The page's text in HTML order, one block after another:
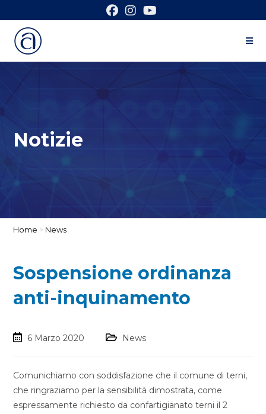
Notizie
Home > News
Sospensione ordinanza
anti-inquinamento
6 Marzo 2020 News
Comunichiamo con soddisfazione che il comune di terni,
che ringraziamo per la sensibilità dimostrata, come
espressamente richiesto da confartigianato terni il 2